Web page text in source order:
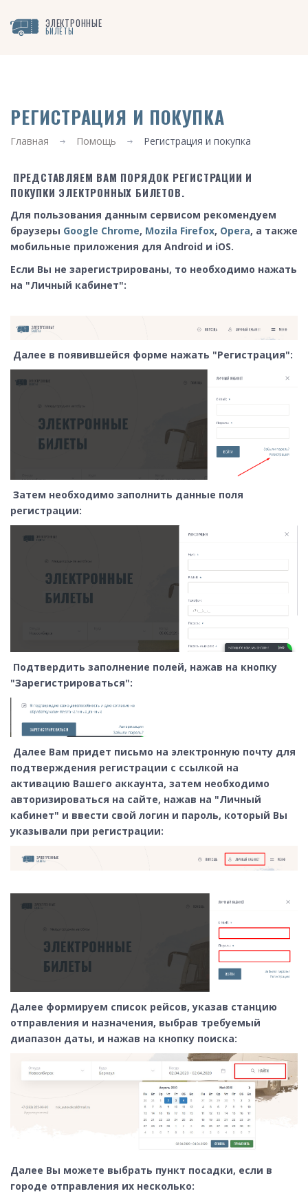
ЭЛЕКТРОННЫЕ
БИЛЕТЫ
РЕГИСТРАЦИЯ И ПОКУПКА
Главная Помощь Регистрация и покупка
ПРЕДСТАВЛЯЕМ ВАМ ПОРЯДОК РЕГИСТРАЦИИ И
ПОКУПКИ ЭЛЕКТРОННЫХ БИЛЕТОВ.
Для пользования данным сервисом рекомендуем
браузеры Google Chrome, Mozila Firefox, Opera, а также
мобильные приложения для Android и iOS.
Если Вы не зарегистрированы, то необходимо нажать
на "Личный кабинет":
Далее в появившейся форме нажать "Регистрация":
Затем необходимо заполнить данные поля
регистрации:
Подтвердить заполнение полей, нажав на кнопку
"Зарегистрироваться":
Далее Вам придет письмо на электронную почту для
подтверждения регистрации с ссылкой на
активацию Вашего аккаунта, затем необходимо
авторизироваться на сайте, нажав на "Личный
кабинет" и ввести свой логин и пароль, который Вы
указывали при регистрации:
Далее формируем список рейсов, указав станцию
отправления и назначения, выбрав требуемый
диапазон даты, и нажав на кнопку поиска:
Далее Вы можете выбрать пункт посадки, если в
городе отправления их несколько: